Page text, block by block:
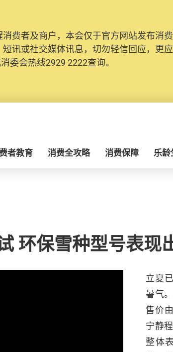
消费者及商户，本会仅于官方网站发布消
短讯或社交媒体讯息，切勿轻信回应，更
委会热线2929 2222查询。
者教育 消费全攻略 消费保障 乐龄
环保雪种型号表现
立夏
暑气
售价
宁静
整体